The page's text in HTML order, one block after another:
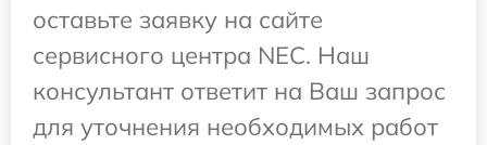
оставьте заявку на сайте
сервисного центра NEC. Наш
консультант ответит на Ваш запрос
для уточнения необходимых работ